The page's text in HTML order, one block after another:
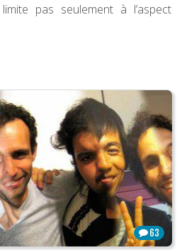
pas seulement à l’aspect
63